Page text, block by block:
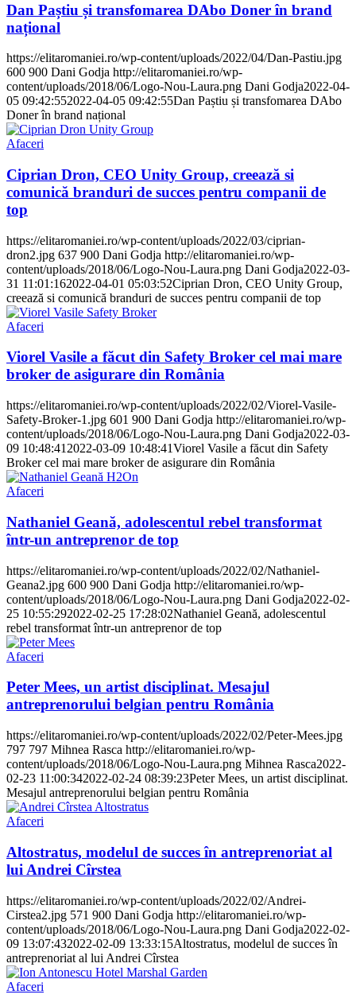
Dan Paștiu și transfomarea DAbo Doner în brand
național
https://elitaromaniei.ro/wp-content/uploads/2022/04/Dan-Pastiu.jpg
600 900 Dani Godja http://elitaromaniei.ro/wp-
content/uploads/2018/06/Logo-Nou-Laura.png Dani Godja2022-04-
05 09:42:552022-04-05 09:42:55Dan Paștiu și transfomarea DAbo
Doner în brand național
Afaceri
Ciprian Dron, CEO Unity Group, creează si
comunică branduri de succes pentru companii de
top
https://elitaromaniei.ro/wp-content/uploads/2022/03/ciprian-
dron2.jpg 637 900 Dani Godja http://elitaromaniei.ro/wp-
content/uploads/2018/06/Logo-Nou-Laura.png Dani Godja2022-03-
31 11:01:162022-04-01 05:03:52Ciprian Dron, CEO Unity Group,
creează si comunică branduri de succes pentru companii de top
Afaceri
Viorel Vasile a făcut din Safety Broker cel mai mare
broker de asigurare din România
https://elitaromaniei.ro/wp-content/uploads/2022/02/Viorel-Vasile-
Safety-Broker-1.jpg 601 900 Dani Godja http://elitaromaniei.ro/wp-
content/uploads/2018/06/Logo-Nou-Laura.png Dani Godja2022-03-
09 10:48:41 2022-03-09 10:48:41Viorel Vasile a făcut din Safety
Broker cel mai mare broker de asigurare din România
Afaceri
Nathaniel Geană, adolescentul rebel transformat
într-un antreprenor de top
https://elitaromaniei.ro/wp-content/uploads/2022/02/Nathaniel-
Geana2.jpg 600 900 Dani Godja http://elitaromaniei.ro/wp-
content/uploads/2018/06/Logo-Nou-Laura.png Dani Godja2022-02-
25 10:55:292022-02-25 17:28:02Nathaniel Geană, adolescentul
rebel transformat într-un antreprenor de top
Afaceri
Peter Mees, un artist disciplinat. Mesajul
antreprenorului belgian pentru România
https://elitaromaniei.ro/wp-content/uploads/2022/02/Peter-Mees.jpg
797 797 Mihnea Rasca http://elitaromaniei.ro/wp-
content/uploads/2018/06/Logo-Nou-Laura.png Mihnea Rasca2022-
02-23 11:00:342022-02-24 08:39:23Peter Mees, un artist disciplinat.
Mesajul antreprenorului belgian pentru România
Afaceri
Altostratus, modelul de succes în antreprenoriat al
lui Andrei Cîrstea
https://elitaromaniei.ro/wp-content/uploads/2022/02/Andrei-
Cirstea2.jpg 571 900 Dani Godja http://elitaromaniei.ro/wp-
content/uploads/2018/06/Logo-Nou-Laura.png Dani Godja2022-02-
09 13:07:432022-02-09 13:33:15Altostratus, modelul de succes în
antreprenoriat al lui Andrei Cîrstea
Afaceri